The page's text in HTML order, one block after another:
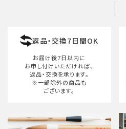
返品・交換7日間OK
お届け後7日以内に
お申し付けいただければ、
返品・交換を承ります。
※一部除外の商品も
ございます。